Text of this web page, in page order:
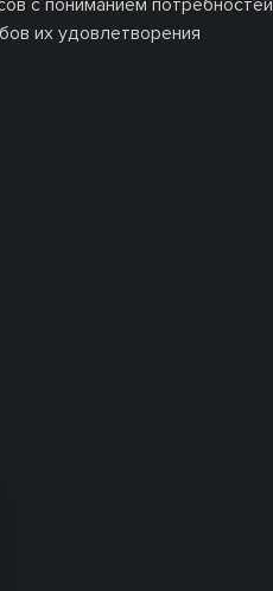
с пониманием потребностей
их удовлетворения